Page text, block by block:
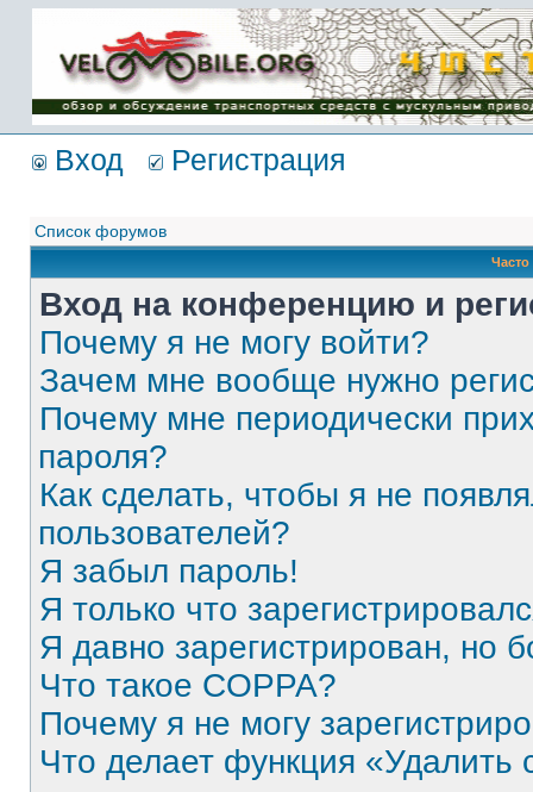
Имя пользователя:
Пароль:
{ LOG_ME_IN_SHORT
}
Вход Регистрация
Список форумов
Вход на конференцию и
Почему я не могу войти?
Зачем мне вообще нужно
Почему мне периодически
пароля?
Как сделать, чтобы я не
пользователей?
Я забыл пароль!
Я только что
Я давно зарегистрирован, но
Что такое COPPA?
Почему я не могу
Что делает функция